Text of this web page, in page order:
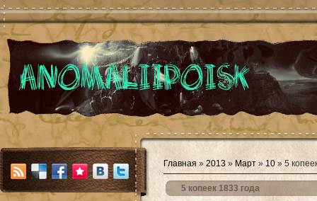
Главная » 2013 » Март » 10 » 5
5 копеек 1833 года